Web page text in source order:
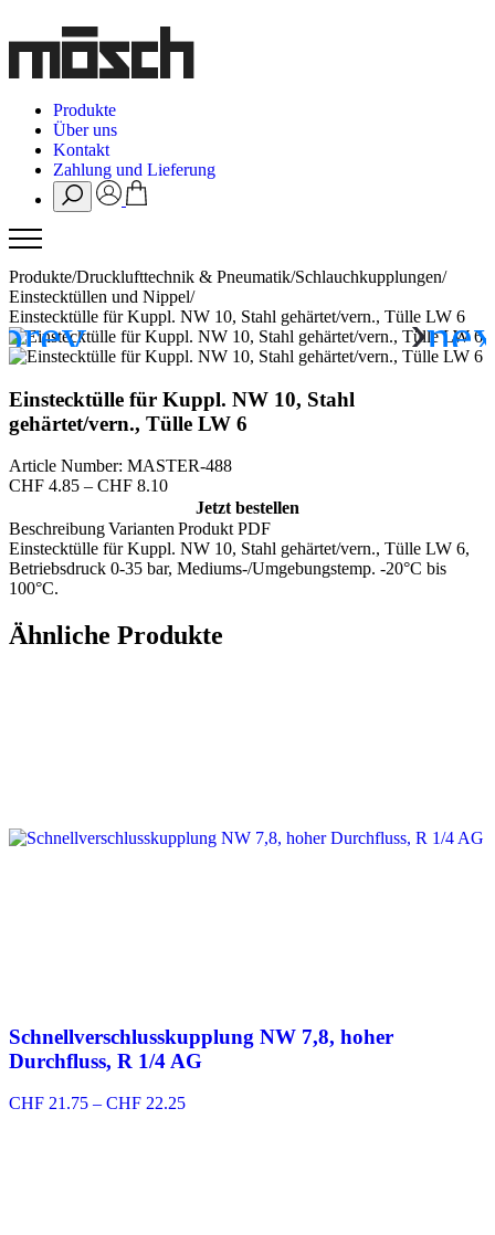
Produkte
Über uns
Kontakt
Zahlung und Lieferung
Produkte/Drucklufttechnik & Pneumatik/Schlauchkupplungen/
Einstecktüllen und Nippel/
Einstecktülle für Kuppl. NW 10, Stahl gehärtet/vern., Tülle LW 6
Einstecktülle für Kuppl. NW 10, Stahl
gehärtet/vern., Tülle LW 6
Article Number: MASTER-488
CHF 4.85 – CHF 8.10Preisspanne:
CHF 4.85
bis
CHF 8.10
Jetzt bestellen
BeschreibungVarianten Produkt PDF
Einstecktülle für Kuppl. NW 10, Stahl gehärtet/vern., Tülle LW 6,
Betriebsdruck 0-35 bar, Mediums-/Umgebungstemp. -20°C bis
100°C.
Ähnliche Produkte
Schnellverschlusskupplung NW 7,8, hoher
Durchfluss, R 1/4 AG
CHF 21.75 – CHF 22.25Preisspanne: